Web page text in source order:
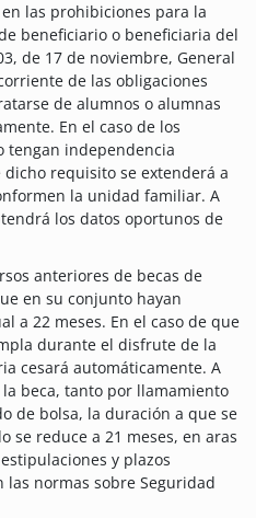
las prohibiciones para la
beneficiario o beneficiaria del
de 17 de noviembre, General
de las obligaciones
de alumnos o alumnas
En el caso de los
tengan independencia
requisito se extenderá a
la unidad familiar. A
los datos oportunos de
anteriores de becas de
en su conjunto hayan
a 22 meses. En el caso de que
durante el disfrute de la
cesará automáticamente. A
beca, tanto por llamamiento
de bolsa, la duración a que se
se reduce a 21 meses, en aras
y plazos
normas sobre Seguridad